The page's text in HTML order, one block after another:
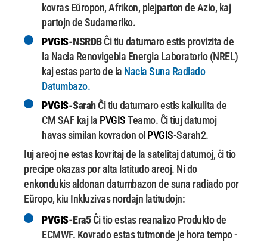
kovras Eŭropon, Afrikon, plejparton de Azio, kaj
partojn de Sudameriko.
PVGIS-NSRDBĈi tiu datumaro estis provizita de
la Nacia Renovigebla Energia Laboratorio (NREL)
kaj estas parto de la Nacia Suna Radiado
Datumbazo.
PVGIS-SarahĈi tiu datumaro estis kalkulita de
CM SAF kaj la PVGISTeamo. Ĉi tiuj datumoj
havas similan kovradon olPVGIS-Sarah2.
Iuj areoj ne estas kovritaj de la satelitaj datumoj, ĉi tio
precipe okazas por alta latitudoareoj. Ni do
enkondukis aldonan datumbazon de suna radiado por
Eŭropo, kiu Inkluzivas nordajn latitudojn:
PVGIS-Era5Ĉi tio estas reanalizo Produkto de
ECMWF. Kovrado estas tutmonde je hora tempo -